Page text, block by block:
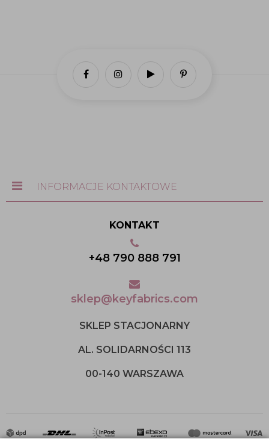
INFORMACJE KONTAKTOWE
KONTAKT
+48 790 888 791
sklep@keyfabrics.com
SKLEP STACJONARNY
AL. SOLIDARNOŚCI 113
00-140 WARSZAWA